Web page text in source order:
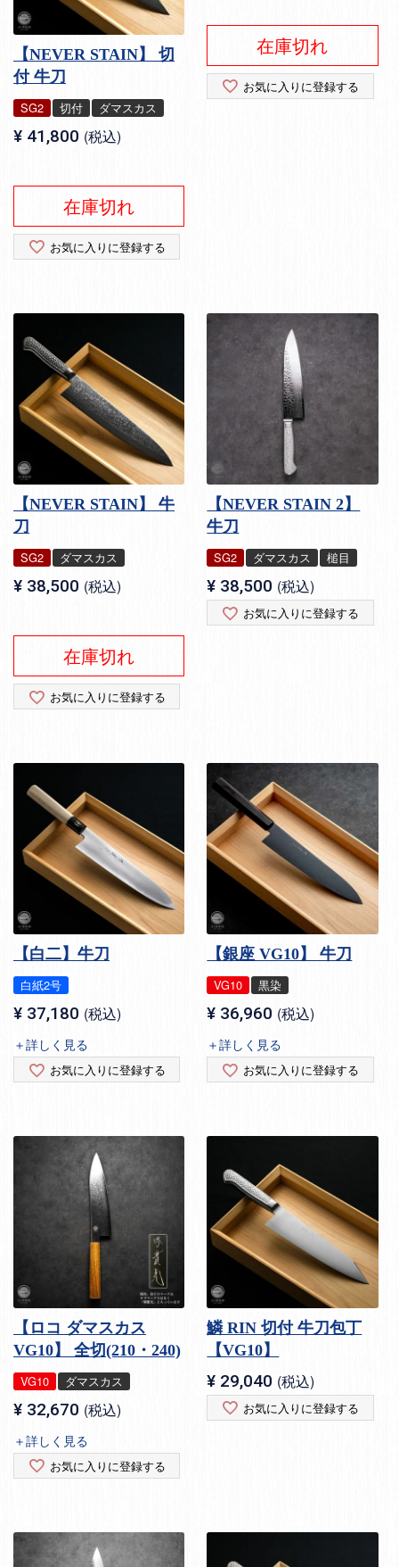
【NEVER STAIN】 切
付 牛刀
SG2 切付 ダマスカス
¥ 41,800 税込
在庫切れ
お気に入りに登録する
在庫切れ
お気に入りに登録する
【NEVER STAIN】 牛
刀
SG2 ダマスカス
¥ 38,500 税込
在庫切れ
お気に入りに登録する
【NEVER STAIN 2】
牛刀
SG2 ダマスカス 槌目
¥ 38,500 税込
お気に入りに登録する
【白二】牛刀
白紙2号
¥ 37,180 税込
＋詳しく見る
お気に入りに登録する
【銀座 VG10】 牛刀
VG10 黒染
¥ 36,960 税込
＋詳しく見る
お気に入りに登録する
【ロコ ダマスカス
VG10】 全切(210・240)
VG10 ダマスカス
¥ 32,670 税込
＋詳しく見る
お気に入りに登録する
鱗 RIN 切付 牛刀包丁
【VG10】
¥ 29,040 税込
お気に入りに登録する